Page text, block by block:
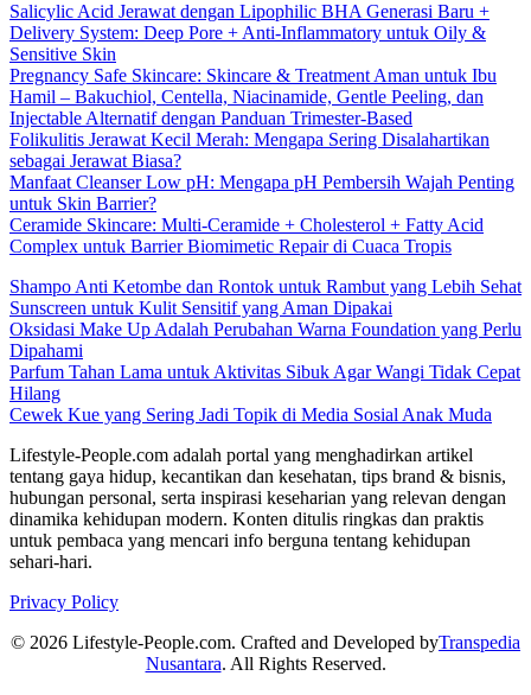
Salicylic Acid Jerawat dengan Lipophilic BHA Generasi Baru +
Delivery System: Deep Pore + Anti-Inflammatory untuk Oily &
Sensitive Skin
Pregnancy Safe Skincare: Skincare & Treatment Aman untuk Ibu
Hamil – Bakuchiol, Centella, Niacinamide, Gentle Peeling, dan
Injectable Alternatif dengan Panduan Trimester-Based
Folikulitis Jerawat Kecil Merah: Mengapa Sering Disalahartikan
sebagai Jerawat Biasa?
Manfaat Cleanser Low pH: Mengapa pH Pembersih Wajah Penting
untuk Skin Barrier?
Ceramide Skincare: Multi-Ceramide + Cholesterol + Fatty Acid
Complex untuk Barrier Biomimetic Repair di Cuaca Tropis
Shampo Anti Ketombe dan Rontok untuk Rambut yang Lebih Sehat
Sunscreen untuk Kulit Sensitif yang Aman Dipakai
Oksidasi Make Up Adalah Perubahan Warna Foundation yang Perlu
Dipahami
Parfum Tahan Lama untuk Aktivitas Sibuk Agar Wangi Tidak Cepat
Hilang
Cewek Kue yang Sering Jadi Topik di Media Sosial Anak Muda
Lifestyle-People.com adalah portal yang menghadirkan artikel
tentang gaya hidup, kecantikan dan kesehatan, tips brand & bisnis,
hubungan personal, serta inspirasi keseharian yang relevan dengan
dinamika kehidupan modern. Konten ditulis ringkas dan praktis
untuk pembaca yang mencari info berguna tentang kehidupan
sehari-hari.
Privacy Policy
© 2026 Lifestyle-People.com. Crafted and Developed byTranspedia
Nusantara. All Rights Reserved.